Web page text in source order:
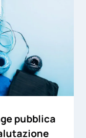
pubblica